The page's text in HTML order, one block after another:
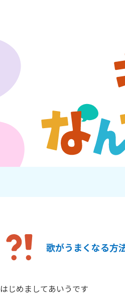
歌がうまくなる方
はじめましてあいうです